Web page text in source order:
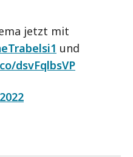
jetzt mit
und
dsvFqlbsVP